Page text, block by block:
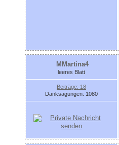
MMartina4
leeres Blatt
Beiträge: 18
Danksagungen: 1080